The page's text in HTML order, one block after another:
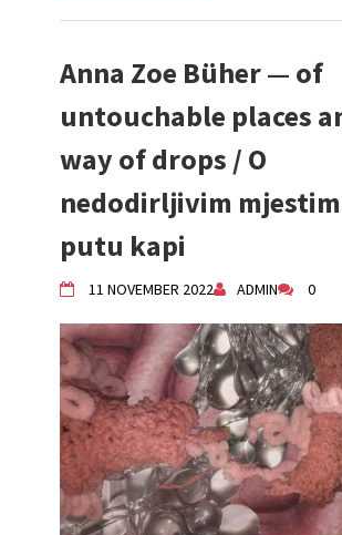
Anna Zoe Büher — of
untouchable places
way of drops / O
nedodirljivim
putu kapi
11 NOVEMBER 2022 ADMIN 0